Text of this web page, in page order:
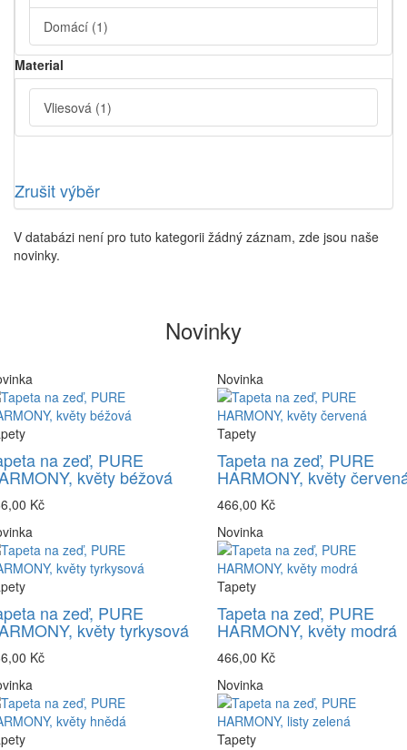
Domácí (1)
Material
Vliesová (1)
Zrušit výběr
V databázi není pro tuto kategorii žádný záznam, zde jsou naše
novinky.
Novinky
na zeď, PURE
květy béžová
Kč
Novinka
Tapety
Tapeta na zeď, PURE
HARMONY, květy
466,00 Kč
na zeď, PURE
květy tyrkysová
Kč
Novinka
Tapety
Tapeta na zeď, PURE
HARMONY, květy modrá
466,00 Kč
Novinka
Tapety